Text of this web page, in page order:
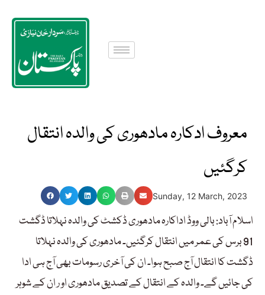
معروف ادکارہ مادھوری کی والدہ انتقال
کرگئیں
Sunday, 12 March, 2023
اسلام آباد: بالی ووڈ اداکارہ مادھوری ڈکشٹ کی والدہ نہلاتا ڈگشت
91 برس کی عمر میں انتقال کرگئیں۔ مادھوری کی والدہ نہلاتا
ڈگشت کا انتقال آج صبح ہوا۔ ان کی آخری رسومات بھی آج ہی ادا
کی جائیں گے۔ والدہ کے انتقال کے تصدیق مادھوری او ر ان کے شوہر